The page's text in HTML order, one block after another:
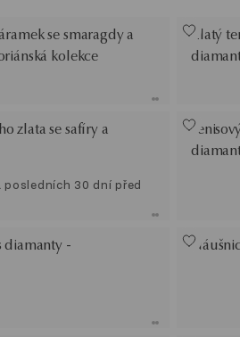
se smaragdy a
kolekce
Zlatý
zlata se safíry a
posledních 30 dní před
diamanty -